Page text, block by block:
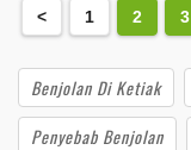
< 1 2 3
Benjolan Di Ketiak
Penyebab Benjolan